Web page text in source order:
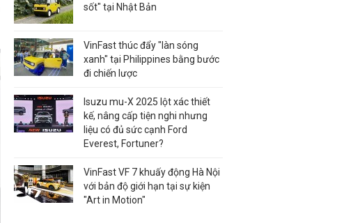
sốt" tại Nhật Bản
VinFast thúc đẩy "làn sóng
xanh" tại Philippines bằng bước
đi chiến lược
Isuzu mu-X 2025 lột xác thiết
kế, nâng cấp tiện nghi nhưng
liệu có đủ sức cạnh Ford
Everest, Fortuner?
VinFast VF 7 khuấy động Hà Nội
với bản độ giới hạn tại sự kiện
"Art in Motion"